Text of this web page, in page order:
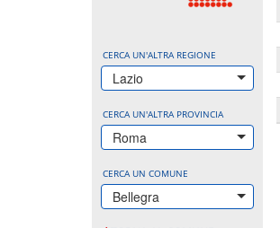
CERCA UN'ALTRA REGIONE
Lazio
CERCA UN'ALTRA PROVINCIA
Roma
CERCA UN COMUNE
Bellegra